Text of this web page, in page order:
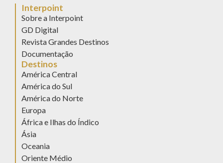
Interpoint
Sobre a Interpoint
GD Digital
Revista Grandes Destinos
Documentação
Destinos
América Central
América do Sul
América do Norte
Europa
África e Ilhas do Índico
Ásia
Oceania
Oriente Médio